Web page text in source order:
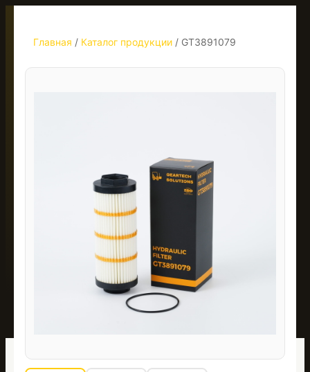
Главная / Каталог продукции / GT3891079